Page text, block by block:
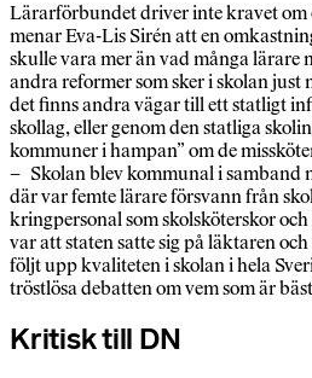
Lärarförbundet driver inte kravet om
menar Eva-Lis Sirén att en
skulle vara mer än vad många lärare
andra reformer som sker i skolan just
det finns andra vägar till ett statligt
skollag, eller genom den statliga
kommuner i hampan” om de
– Skolan blev kommunal i samband
där var femte lärare försvann från
kringpersonal som skolsköterskor
var att staten satte sig på läktaren
följt upp kvaliteten i skolan i hela
tröstlösa debatten om vem som är
Kritisk till DN